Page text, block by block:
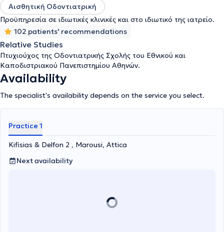
Αισθητική Οδοντιατρική
Προϋπηρεσία σε ιδιωτικές κλινικές και στο ιδιωτικό της ιατρείο.
102 patients' recommendations
Relative Studies
Πτυχιούχος της Οδοντιατρικής Σχολής του Εθνικού και
Καποδιστριακού Πανεπιστημίου Αθηνών.
Availability
The specialist's availability depends on the service you select.
Practice 1
Kifisias & Delfon 2 , Marousi, Attica
Next availability